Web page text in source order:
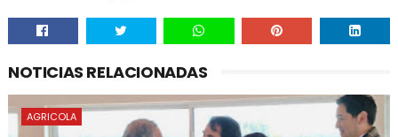
NOTICIAS RELACIONADAS
AGRICOLA